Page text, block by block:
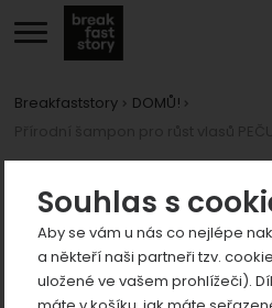
Souhlas s
Aby se vám u nás co nejlépe
a někteří naši partneři tzv.
uložené ve vašem prohlížeči).
Breakfaststory
DOMŮ!
Fotografie